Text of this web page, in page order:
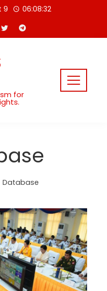
9 06:08:32
for
Database